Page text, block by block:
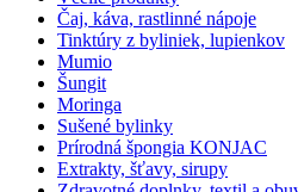
Čaj, káva, rastlinné nápoje
Tinktúry z byliniek, lupienkov
Mumio
Šungit
Moringa
Sušené bylinky
Prírodná špongia KONJAC
Extrakty, šťavy, sirupy